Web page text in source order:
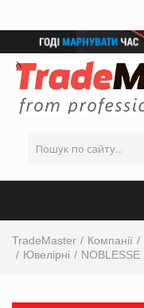
TradeMaster Компанії
Ювелірні
NOBLESSE